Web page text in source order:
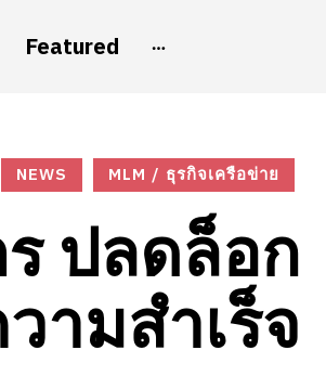
Featured
NEWS MLM / ธุรกิจเครือข่าย
ปลดล็อก
ามสำเร็จ